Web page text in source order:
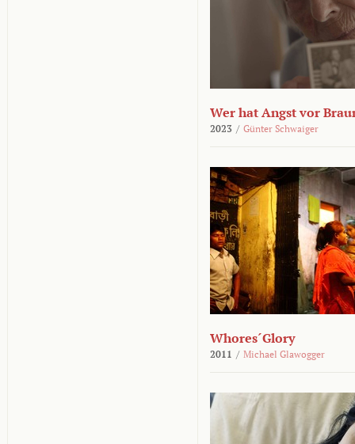
Wer hat Angst vor
2023 / Günter Schwaiger
Whores´Glory
2011 / Michael Glawogger